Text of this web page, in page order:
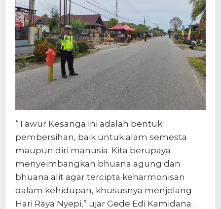
“Tawur Kesanga ini adalah bentuk
pembersihan, baik untuk alam semesta
maupun diri manusia. Kita berupaya
menyeimbangkan bhuana agung dan
bhuana alit agar tercipta keharmonisan
dalam kehidupan, khususnya menjelang
Hari Raya Nyepi,” ujar Gede Edi Kamidana.